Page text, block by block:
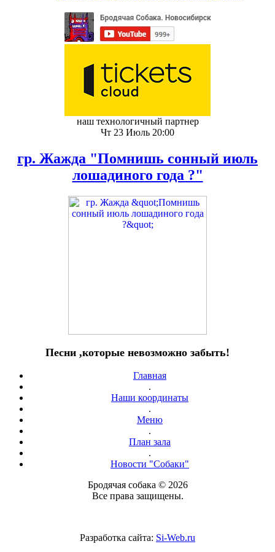
наш технологичный партнер
Чт 23 Июль 20:00
гр. Жажда "Помнишь сонный июль
лошадиного года ?"
Песни ,которые невозможно забыть!
Главная
.
Наши координаты
.
Меню
.
План зала
.
Новости "Собаки"
Бродячая собака © 2026
Все права защищены.
Разработка сайта: Si-Web.ru